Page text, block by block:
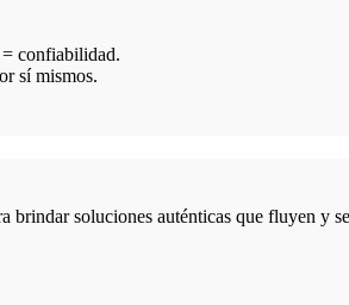
= confiabilidad.
sí mismos.
brindar soluciones auténticas que fluyen y